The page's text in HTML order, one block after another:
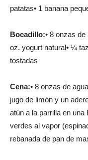
patatas• 1 banana
Bocadillo:• 8 onzas de
oz. yogurt natural• ¼
tostadas
Cena:• 8 onzas de
jugo de limón y un
atún a la parrilla en
verdes al vapor
rebanada de pan de